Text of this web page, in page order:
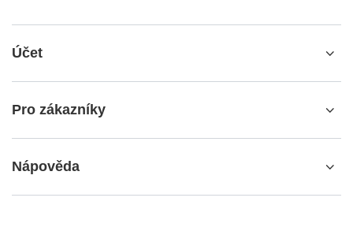
Účet
Pro zákazníky
Nápověda